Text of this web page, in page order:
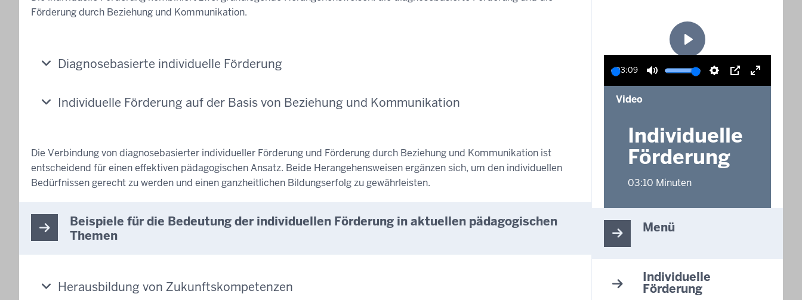
Förderung durch Beziehung und Kommunikation.
Diagnosebasierte individuelle Förderung
Individuelle Förderung auf der Basis von Beziehung und Kommunikation
Die Verbindung von diagnosebasierter individueller Förderung und Förderung durch Beziehung und Kommunikation ist
entscheidend für einen effektiven pädagogischen Ansatz. Beide Herangehensweisen ergänzen sich, um den individuellen
Bedürfnissen gerecht zu werden und einen ganzheitlichen Bildungserfolg zu gewährleisten.
Beispiele für die Bedeutung der individuellen Förderung in aktuellen pädagogischen
Themen
Herausbildung von Zukunftskompetenzen
Wiedergabe
03:09
Ton
Einstellungen
Picture-
Wiedergabe
Video
Individuelle
Förderung
03:10 Minuten
Menü
Individuelle
Förderung